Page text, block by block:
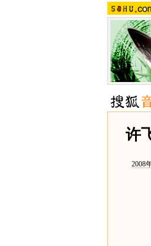
许
2008